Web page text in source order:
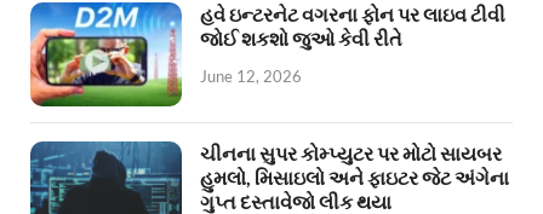
હવે ઇન્ટરનેટ વગરના ફોન પર લાઇવ ટીવી
જોઈ શકશો જુઓ કેવી રીતે
June 12, 2026
ચીનના સુપર કોમ્પ્યુટર પર મોટો સાયબર
હુમલો, મિસાઇલો અને ફાઇટર જેટ અંગેના
ગુપ્ત દસ્તાવેજો લીક થયા